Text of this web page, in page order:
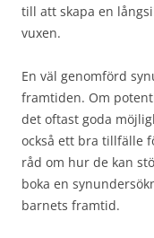
till att skapa en
vuxen.
En väl genomförd
framtiden. Om
det oftast goda
också ett bra tillfälle
råd om hur de kan
boka en
barnets framtid.